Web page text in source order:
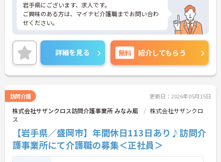
岩手県にございます、求人です。
ご興味のある方は、マイナビ介護職までお問い合わ
せください。
詳細を見る 無料 紹介してもらう
訪問介護 更新日：2026年05月15日
株式会社サザンクロス訪問介護事業所 みなみ風
株式会社サザンクロ
ス
【岩手県／盛岡市】年間休日113日あり♪訪問介
護事業所にて介護職の募集＜正社員＞